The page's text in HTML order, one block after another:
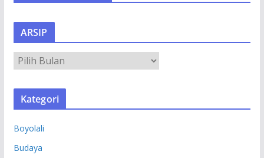
ARSIP
R
S
Kategori
Boyolali
Budaya